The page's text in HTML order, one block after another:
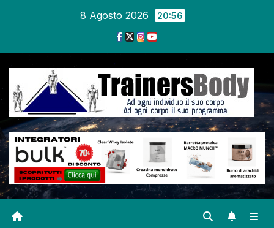
8 Agosto 2026 20:56